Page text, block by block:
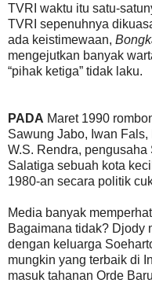
TVRI waktu itu satu-
TVRI sepenuhnya
ada keistimewaan,
mengejutkan banyak
“pihak ketiga” tidak laku.
PADA Maret 1990
Sawung Jabo, Iwan
W.S. Rendra,
Salatiga sebuah kota
1980-an secara politik
Media banyak
Bagaimana tidak? Djody
dengan keluarga
mungkin yang terbaik di
masuk tahanan Orde